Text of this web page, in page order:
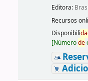
Editora:
Recursos
Disponibilida
[Númerode